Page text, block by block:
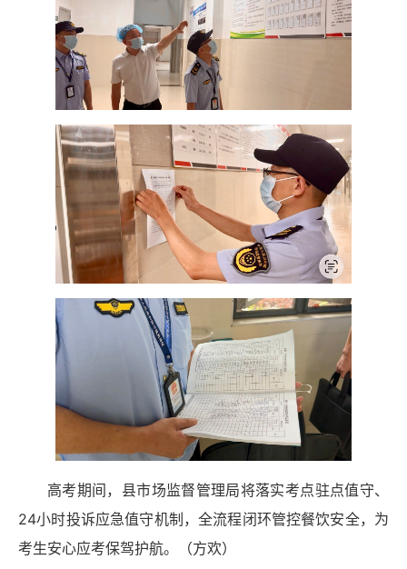
高考期间，县市场监督管理局将落实考点驻点值守、
24小时投诉应急值守机制，全流程闭环管控餐饮安全，为
考生安心应考保驾护航。（方欢）